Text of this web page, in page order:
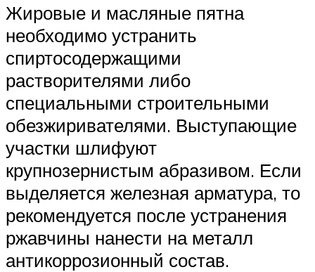
Жировые и масляные пятна
необходимо устранить
спиртосодержащими
растворителями либо
специальными строительными
обезжиривателями. Выступающие
участки шлифуют
крупнозернистым абразивом. Если
выделяется железная арматура, то
рекомендуется после устранения
ржавчины нанести на металл
антикоррозионный состав.